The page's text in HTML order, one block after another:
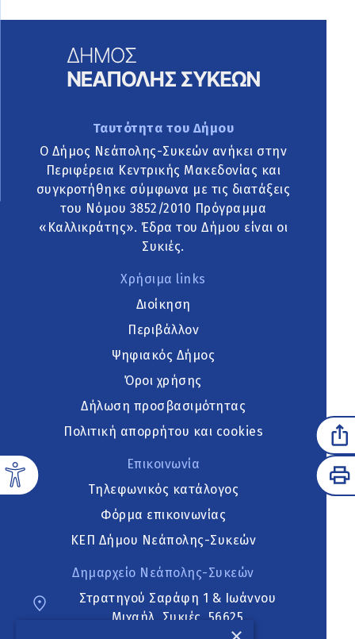
Ταυτότητα του Δήμου
Ο Δήμος Νεάπολης-Συκεών ανήκει στην
Περιφέρεια Κεντρικής Μακεδονίας και
συγκροτήθηκε σύμφωνα με τις διατάξεις
του Νόμου 3852/2010 Πρόγραμμα
«Καλλικράτης». Έδρα του Δήμου είναι οι
Συκιές.
Χρήσιμα links
Διοίκηση
Περιβάλλον
Ψηφιακός Δήμος
Όροι χρήσης
Δήλωση προσβασιμότητας
Πολιτική απορρήτου και cookies
Επικοινωνία
Τηλεφωνικός κατάλογος
Φόρμα επικοινωνίας
ΚΕΠ Δήμου Νεάπολης-Συκεών
Δημαρχείο Νεάπολης-Συκεών
Στρατηγού Σαράφη 1 & Ιωάννου
Μιχαήλ, Συκιές, 56625